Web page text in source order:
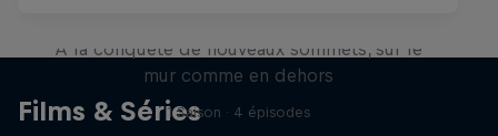
Films & Séries
À la conquête de nouveaux sommets, sur le
mur comme en dehors
1 Saison · 4 épisodes